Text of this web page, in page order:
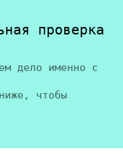
проверка
дело именно с
чтобы